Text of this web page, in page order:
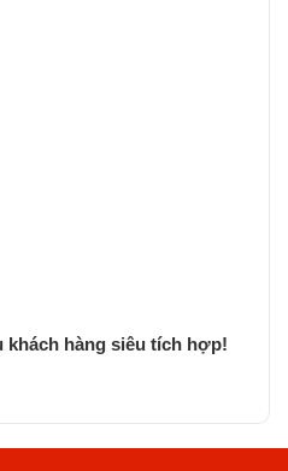
khách hàng siêu tích hợp!